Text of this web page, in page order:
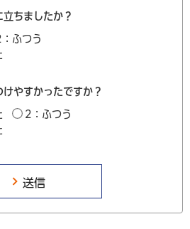
ちましたか？
ふつう
やすかったですか？
2：ふつう